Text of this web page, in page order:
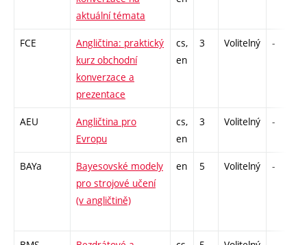
aktuální témata
FCE
Angličtina: praktický
kurz obchodní
konverzace a
prezentace
cs,
en
3 Volitelný -
AEU
Angličtina pro
Evropu
cs,
en
3 Volitelný -
BAYa
Bayesovské modely
pro strojové učení
(v angličtině)
en 5 Volitelný -